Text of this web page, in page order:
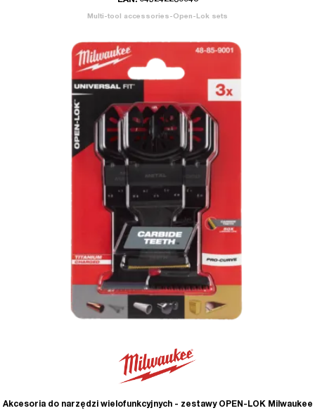
Multi-tool accessories-Open-Lok sets
Akcesoria do narzędzi wielofunkcyjnych - zestawy OPEN-LOK Milwaukee